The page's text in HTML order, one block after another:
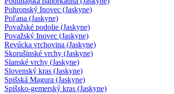
Pohronský Inovec (Jaskyne)
Poľana (Jaskyne)
Považské podolie (Jaskyne)
Považský Inovec (Jaskyne)
Revúcka vrchovina (Jaskyne)
Skorušinské vrchy (Jaskyne)
Slanské vrchy (Jaskyne)
Slovenský kras (Jaskyne)
Spišská Magura (Jaskyne)
Spišsko-gemerský kras (Jaskyne)